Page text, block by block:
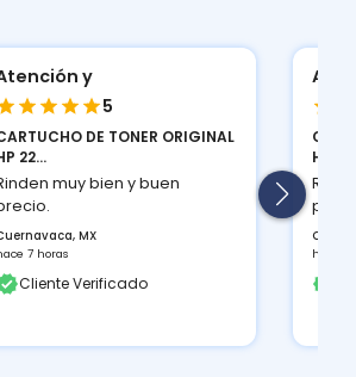
y
5
DE TONER ORIGINAL
muy bien y buen
MX
7 horas
Verificado
HP 22...
Rinden
precio.
hace 7